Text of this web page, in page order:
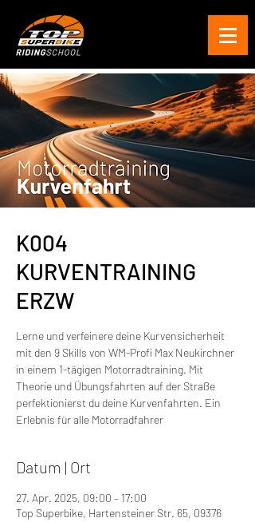
K004
KURVENTRAINING
ERZW
Lerne und verfeinere deine Kurvensicherheit
mit den 9 Skills von WM-Profi Max Neukirchner
in einem 1-tägigen Motorradtraining. Mit
Theorie und Übungsfahrten auf der Straße
perfektionierst du deine Kurvenfahrten. Ein
Erlebnis für alle Motorradfahrer
Datum | Ort
27. Apr. 2025, 09:00 – 17:00
Top Superbike, Hartensteiner Str. 65, 09376